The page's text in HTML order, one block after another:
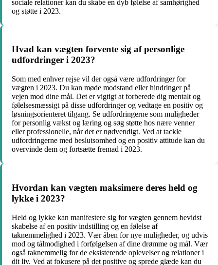
sociale relationer kan du skabe en dyb følelse af samhørighed
og støtte i 2023.
Hvad kan vægten forvente sig af personlige
udfordringer i 2023?
Som med enhver rejse vil der også være udfordringer for
vægten i 2023. Du kan møde modstand eller hindringer på
vejen mod dine mål. Det er vigtigt at forberede dig mentalt og
følelsesmæssigt på disse udfordringer og vedtage en positiv og
løsningsorienteret tilgang. Se udfordringerne som muligheder
for personlig vækst og læring og søg støtte hos nære venner
eller professionelle, når det er nødvendigt. Ved at tackle
udfordringerne med beslutsomhed og en positiv attitude kan du
overvinde dem og fortsætte fremad i 2023.
Hvordan kan vægten maksimere deres held og
lykke i 2023?
Held og lykke kan manifestere sig for vægten gennem bevidst
skabelse af en positiv indstilling og en følelse af
taknemmelighed i 2023. Vær åben for nye muligheder, og udvis
mod og tålmodighed i forfølgelsen af dine drømme og mål. Vær
også taknemmelig for de eksisterende oplevelser og relationer i
dit liv. Ved at fokusere på det positive og sprede glæde kan du